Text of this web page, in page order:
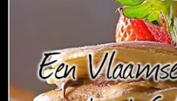
Nieuws, interviews & blogs
Eten